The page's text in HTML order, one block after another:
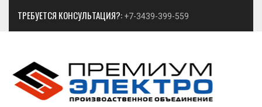
ТРЕБУЕТСЯ КОНСУЛЬТАЦИЯ?: +7-3439-399-559